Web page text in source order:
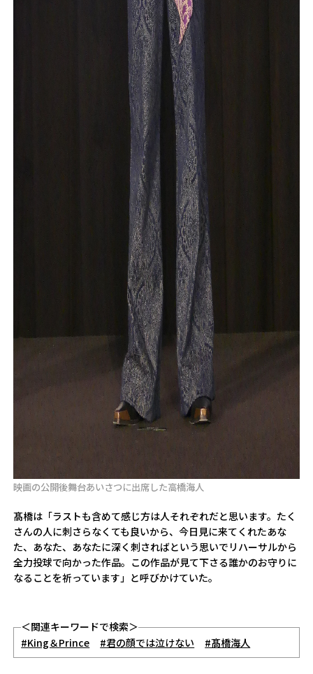
映画の公開後舞台あいさつに出席した高橋海人
髙橋は「ラストも含めて感じ方は人それぞれだと思います。たく
さんの人に刺さらなくても良いから、今日見に来てくれたあな
た、あなた、あなたに深く刺さればという思いでリハーサルから
全力投球で向かった作品。この作品が見て下さる誰かのお守りに
なることを祈っています」と呼びかけていた。
＜関連キーワードで検索＞
#King＆Prince
#君の顔では泣けない #髙橋海人